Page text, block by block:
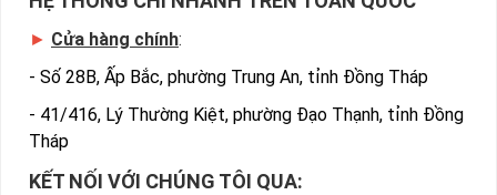
► Cửa hàng chính:
- Số 28B, Ấp Bắc, phường Trung An, tỉnh Đồng Tháp
- 41/416, Lý Thường Kiệt, phường Đạo Thạnh, tỉnh Đồng
Tháp
KẾT NỐI VỚI CHÚNG TÔI QUA: